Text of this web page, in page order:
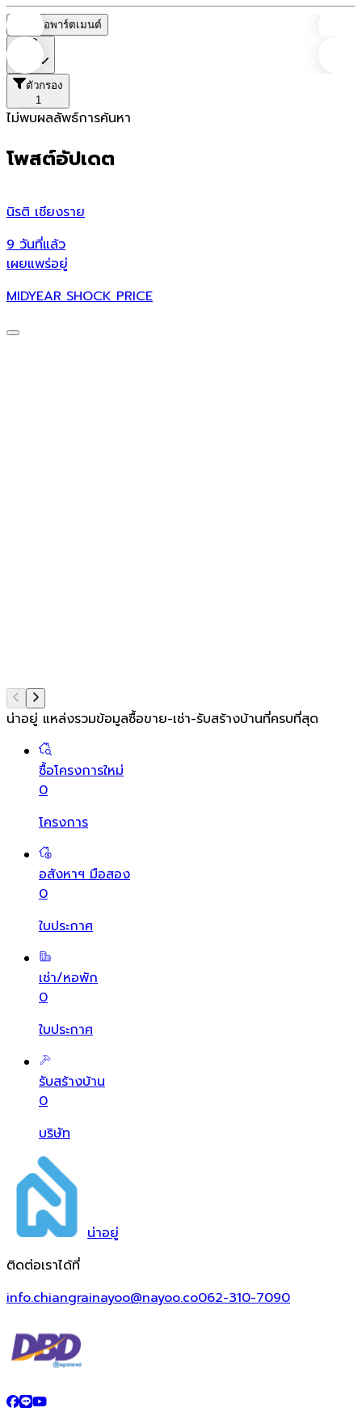
หอพัก/อพาร์ตเมนต์
ตัวกรอง
1
ไม่พบผลลัพธ์การค้นหา
โพสต์อัปเดต
นิรติ เชียงราย
9 วันที่แล้ว
เผยแพร่อยู่
MIDYEAR SHOCK PRICE
น่าอยู่ แหล่งรวมข้อมูลซื้อขาย-เช่า-รับสร้างบ้านที่ครบที่สุด
ซื้อโครงการใหม่
0
โครงการ
อสังหาฯ มือสอง
0
ใบประกาศ
เช่า/หอพัก
0
ใบประกาศ
รับสร้างบ้าน
0
บริษัท
น่าอยู่
ติดต่อเราได้ที่
info.chiangrainayoo@nayoo.co062-310-7090